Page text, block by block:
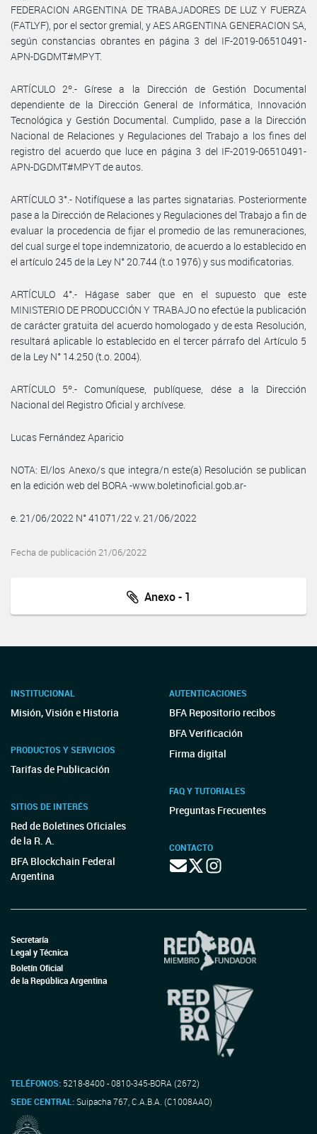
FEDERACION ARGENTINA DE TRABAJADORES DE LUZ Y FUERZA
(FATLYF), por el sector gremial, y AES ARGENTINA GENERACION SA,
según constancias obrantes en página 3 del IF-2019-06510491-
APN-DGDMT#MPYT.
ARTÍCULO 2º.- Gírese a la Dirección de Gestión Documental
dependiente de la Dirección General de Informática, Innovación
Tecnológica y Gestión Documental. Cumplido, pase a la Dirección
Nacional de Relaciones y Regulaciones del Trabajo a los fines del
registro del acuerdo que luce en página 3 del IF-2019-06510491-
APN-DGDMT#MPYT de autos.
ARTÍCULO 3°.- Notifíquese a las partes signatarias. Posteriormente
pase a la Dirección de Relaciones y Regulaciones del Trabajo a fin de
evaluar la procedencia de fijar el promedio de las remuneraciones,
del cual surge el tope indemnizatorio, de acuerdo a lo establecido en
el artículo 245 de la Ley N° 20.744 (t.o 1976) y sus modificatorias.
ARTÍCULO 4°.- Hágase saber que en el supuesto que este
MINISTERIO DE PRODUCCIÓN Y TRABAJO no efectúe la publicación
de carácter gratuita del acuerdo homologado y de esta Resolución,
resultará aplicable lo establecido en el tercer párrafo del Artículo 5
de la Ley N° 14.250 (t.o. 2004).
ARTÍCULO 5º.- Comuníquese, publíquese, dése a la Dirección
Nacional del Registro Oficial y archívese.
Lucas Fernández Aparicio
NOTA: El/los Anexo/s que integra/n este(a) Resolución se publican
en la edición web del BORA -www.boletinoficial.gob.ar-
e. 21/06/2022 N° 41071/22 v. 21/06/2022
Fecha de publicación 21/06/2022
Anexo - 1
INSTITUCIONAL
Misión, Visión e Historia
PRODUCTOS Y SERVICIOS
Tarifas de Publicación
SITIOS DE INTERÉS
Red de Boletines Oficiales
de la R. A.
BFA Blockchain Federal
Argentina
AUTENTICACIONES
BFA Repositorio recibos
BFA Verificación
Firma digital
FAQ Y TUTORIALES
Preguntas Frecuentes
CONTACTO
Secretaría
Legal y Técnica
Boletín Oficial
de la República Argentina
TELÉFONOS: 5218-8400 - 0810-345-BORA (2672)
SEDE CENTRAL:Suipacha 767, C.A.B.A. (C1008AAO)